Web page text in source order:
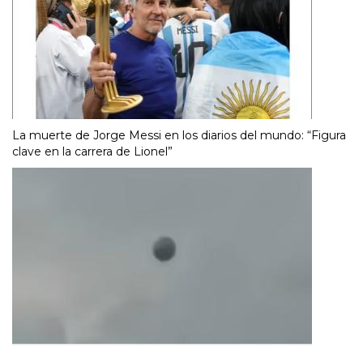
La muerte de Jorge Messi en los diarios del mundo: “Figura
clave en la carrera de Lionel”